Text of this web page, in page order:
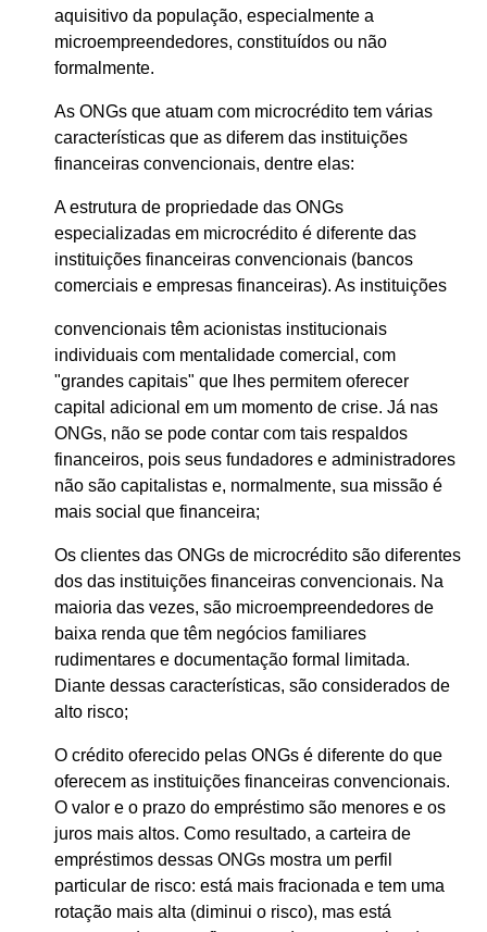
aquisitivo da população, especialmente a
microempreendedores, constituídos ou não
formalmente.
As ONGs que atuam com microcrédito tem várias
características que as diferem das instituições
financeiras convencionais, dentre elas:
A estrutura de propriedade das ONGs
especializadas em microcrédito é diferente das
instituições financeiras convencionais (bancos
comerciais e empresas financeiras). As instituições
convencionais têm acionistas institucionais
individuais com mentalidade comercial, com
"grandes capitais" que lhes permitem oferecer
capital adicional em um momento de crise. Já nas
ONGs, não se pode contar com tais respaldos
financeiros, pois seus fundadores e administradores
não são capitalistas e, normalmente, sua missão é
mais social que financeira;
Os clientes das ONGs de microcrédito são diferentes
dos das instituições financeiras convencionais. Na
maioria das vezes, são microempreendedores de
baixa renda que têm negócios familiares
rudimentares e documentação formal limitada.
Diante dessas características, são considerados de
alto risco;
O crédito oferecido pelas ONGs é diferente do que
oferecem as instituições financeiras convencionais.
O valor e o prazo do empréstimo são menores e os
juros mais altos. Como resultado, a carteira de
empréstimos dessas ONGs mostra um perfil
particular de risco: está mais fracionada e tem uma
rotação mais alta (diminui o risco), mas está